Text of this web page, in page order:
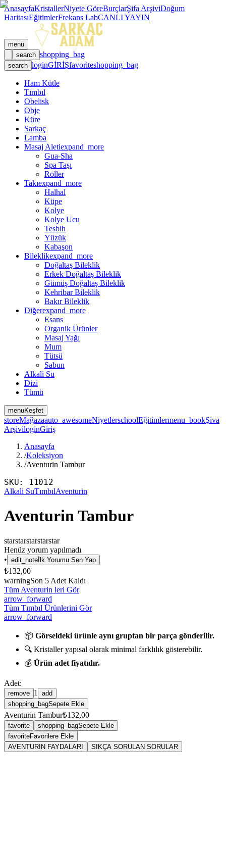
AnasayfaKristallerNiyete GöreBurçlarŞifa ArşiviDoğum
HaritasıEğitimlerFrekans LabCANLI YAYIN
menu
search shopping_bag
search loginGİRİŞfavoriteshopping_bag
Ham Kütle
Tımbıl
Obelisk
Obje
Küre
Sarkaç
Lamba
Masaj Aletiexpand_more
Gua-Sha
Spa Taşı
Roller
Takıexpand_more
Halhal
Küpe
Kolye
Kolye Ucu
Tesbih
Yüzük
Kabaşon
Bileklikexpand_more
Doğaltaş Bileklik
Erkek Doğaltaş Bileklik
Gümüş Doğaltaş Bileklik
Kehribar Bileklik
Bakır Bileklik
Diğerexpand_more
Esans
Organik Ürünler
Masaj Yağı
Mum
Tütsü
Sabun
Alkali Su
Dizi
Tümü
menuKeşfet
storeMağazaauto_awesomeNiyetlerschoolEğitimlermenu_bookŞiva
ArşiviloginGiriş
Anasayfa
/Koleksiyon
/Aventurin Tambur
SKU: 11012
Alkali SuTımbılAventurin
Aventurin Tambur
starstarstarstarstar
Henüz yorum yapılmadı
• edit_note İlk Yorumu Sen Yap
₺132,00
warningSon 5 Adet Kaldı
Tüm Aventurin leri Gör
arrow_forward
Tüm Tımbıl Ürünlerini Gör
arrow_forward
📦 Görseldeki ürünle aynı gruptan bir parça gönderilir.
🔍 Kristaller yapısal olarak minimal farklılık gösterebilir.
💰 Ürün adet fiyatıdır.
Adet:
remove 1
add
shopping_bagSepete Ekle
Aventurin Tambur₺132,00
favorite shopping_bagSepete Ekle
favoriteFavorilere Ekle
AVENTURIN FAYDALARI
SIKÇA SORULAN SORULAR